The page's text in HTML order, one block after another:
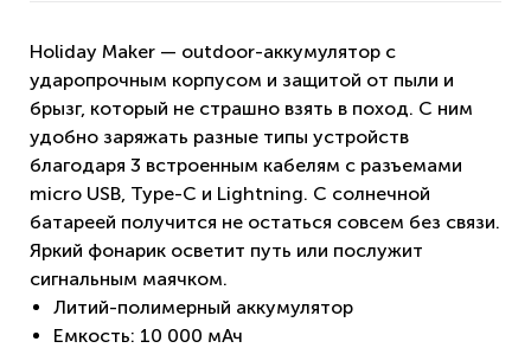
Holiday Maker — outdoor-аккумулятор с
ударопрочным корпусом и защитой от пыли и
брызг, который не страшно взять в поход. С ним
удобно заряжать разные типы устройств
благодаря 3 встроенным кабелям с разъемами
micro USB, Type-C и Lightning. С солнечной
батареей получится не остаться совсем без связи.
Яркий фонарик осветит путь или послужит
сигнальным маячком.
Литий-полимерный аккумулятор
Емкость: 10 000 мАч